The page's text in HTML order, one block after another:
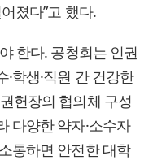
졌다”고 했다.
한다. 공청회는 인권
학생·직원 간 건강한
헌장의 협의체 구성
다양한 약자·소수자
통하면 안전한 대학